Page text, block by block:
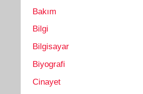
Bakım
Bilgi
Bilgisayar
Biyografi
Cinayet